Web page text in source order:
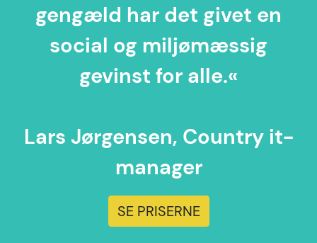
gengæld har det givet en
social og miljømæssig
gevinst for alle.«
Lars Jørgensen, Country it-
manager
SE PRISERNE